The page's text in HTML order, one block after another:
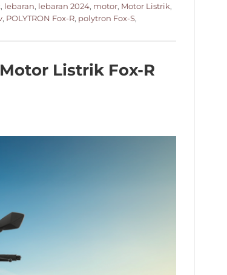
, lebaran, lebaran 2024, motor, Motor Listrik,
, POLYTRON Fox-R, polytron Fox-S,
Listrik Fox-R